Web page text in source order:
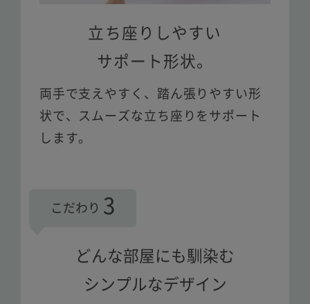
立ち座りしやすい
サポート形状。
両手で支えやすく、踏ん張りやすい形
状で、スムーズな立ち座りをサポート
します。
こだわり 3
どんな部屋にも馴染む
シンプルなデザイン